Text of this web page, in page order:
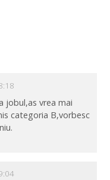
jobul,as vrea mai
categoria B,vorbesc